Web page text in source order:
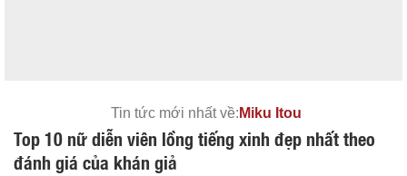
Tin tức mới nhất về: Miku Itou
Top 10 nữ diễn viên lồng tiếng xinh đẹp nhất theo
đánh giá của khán giả